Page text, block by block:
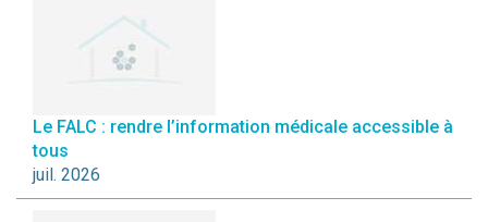
Le FALC : rendre l’information médicale accessible à
tous
juil. 2026